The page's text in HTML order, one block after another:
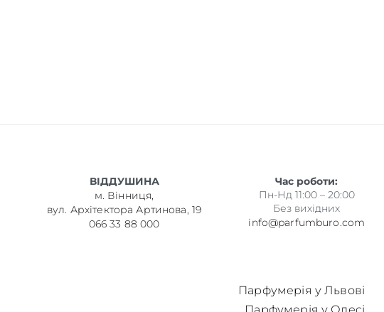
ВІДДУШИНА
м. Вінниця,
вул. Архітектора Артинова, 19
066 33 88 000
Час роботи:
Пн-Нд 11:00 – 20:00
Без вихідних
info@parfumburo.com
Парфумерія у Львові